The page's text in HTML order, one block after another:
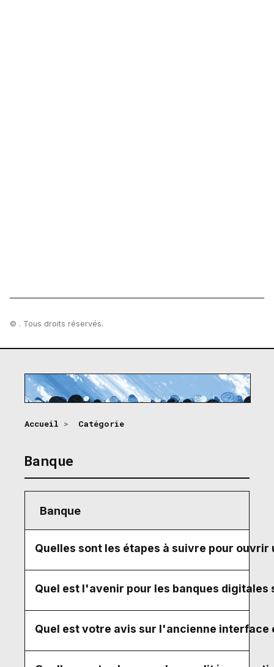
© . Tous droits réservés.
Accueil > Catégorie
Banque
Banque
Quelles sont les étapes à suivre pour ouvrir
Quel est l'avenir pour les banques digitales
Quel est votre avis sur l'ancienne interface